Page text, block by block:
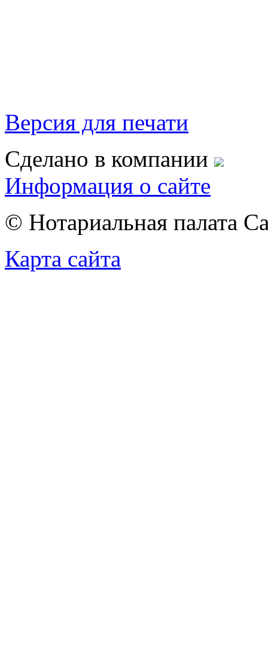
Версия для печати
Сделано в компании
Информация о сайте
© Нотариальная палата
Карта сайта